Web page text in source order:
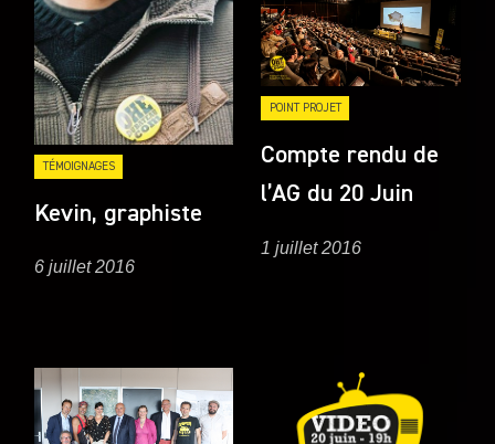
TÉMOIGNAGES
Kevin, graphiste
6 juillet 2016
POINT PROJET
Compte rendu de
l’AG du 20 Juin
1 juillet 2016